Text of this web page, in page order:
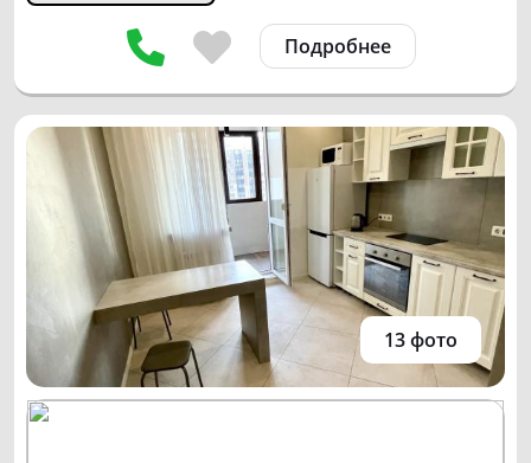
Подробнее
13 фото